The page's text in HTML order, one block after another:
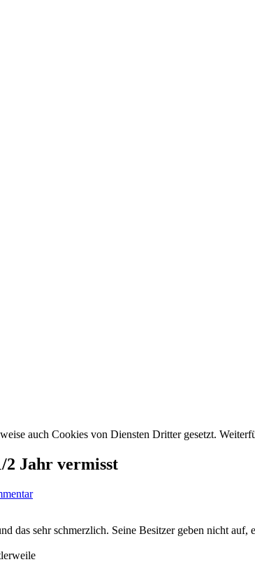
auch Cookies von Diensten Dritter gesetzt.
2 Jahr vermisst
das sehr schmerzlich. Seine Besitzer geben nicht